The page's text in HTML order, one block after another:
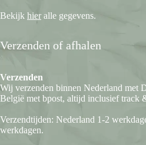
Bekijk hier alle gegevens.
Verzenden of afhalen
Verzenden
Wij verzenden binnen Nederland met
België met bpost, altijd inclusief track
Verzendtijden: Nederland 1-2
werkdagen.